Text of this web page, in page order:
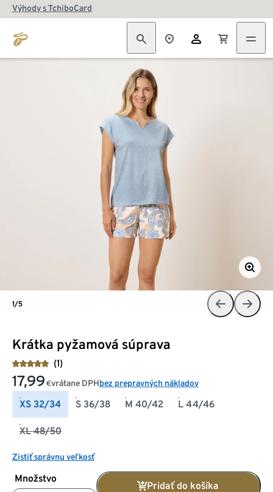
Výhody s TchiboCard
Krátka pyžamová súprava
(1)
17,99 €vrátane DPHbez prepravných nákladov
XS 32/34 S 36/38 M 40/42 L 44/46
XL 48/50
Zistiť správnu veľkosť
Množstvo
Pridať do košíka
1/5